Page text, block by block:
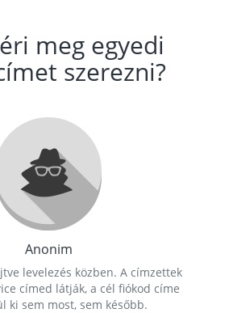
meg egyedi
szerezni?
Anonim
levelezés közben. A címzettek
címed látják, a cél fiókod címe
ki sem most, sem később.